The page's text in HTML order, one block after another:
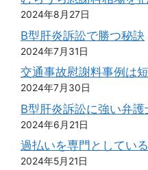
2024年8月27日
B型肝炎訴訟で勝つ秘訣
2024年7月31日
交通事故慰謝料事例は
2024年7月30日
B型肝炎訴訟に強い弁
2024年6月21日
過払いを専門としてい
2024年5月21日